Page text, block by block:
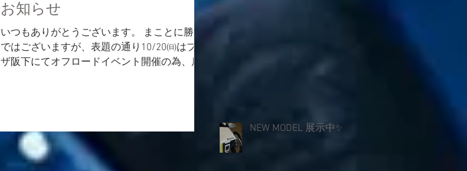
お知らせ
いつもありがとうございます。 まことに勝手
ではございますが、表題の通り10/20㈰はプラ
ザ阪下にてオフロードイベント開催の為、店
NEW MODEL 展示中✨️